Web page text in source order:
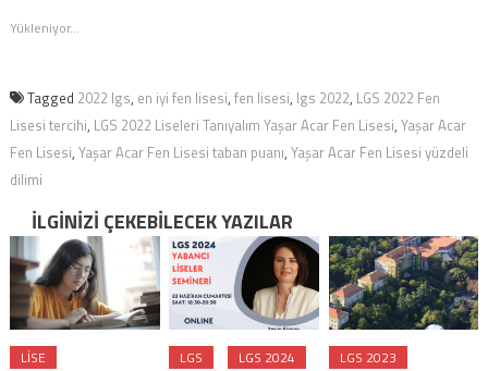
Yükleniyor...
Tagged 2022 lgs, en iyi fen lisesi, fen lisesi, lgs 2022, LGS 2022 Fen
Lisesi tercihi, LGS 2022 Liseleri Tanıyalım Yaşar Acar Fen Lisesi, Yaşar Acar
Fen Lisesi, Yaşar Acar Fen Lisesi taban puanı, Yaşar Acar Fen Lisesi yüzdeli
dilimi
İLGINIZI ÇEKEBILECEK YAZILAR
LISE LGS LGS 2024 LGS 2023